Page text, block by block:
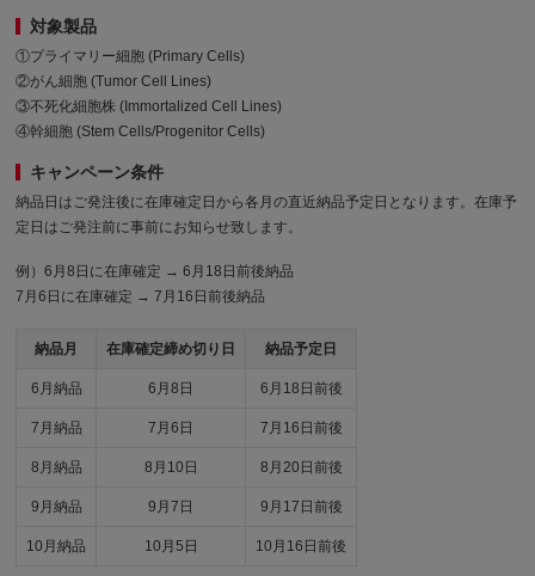
対象製品
①プライマリー細胞 (Primary Cells)
②がん細胞 (Tumor Cell Lines)
③不死化細胞株 (Immortalized Cell Lines)
④幹細胞 (Stem Cells/Progenitor Cells)
キャンペーン条件
納品日はご発注後に在庫確定日から各月の直近納品予定日となります。在庫予
定日はご発注前に事前にお知らせ致します。
例）6月8日に在庫確定 → 6月18日前後納品
7月6日に在庫確定 → 7月16日前後納品
納品月 在庫確定締め切り日 納品予定日
6月納品 6月8日 6月18日前後
7月納品 7月6日 7月16日前後
8月納品 8月10日 8月20日前後
9月納品 9月7日 9月17日前後
10月納品 10月5日 10月16日前後